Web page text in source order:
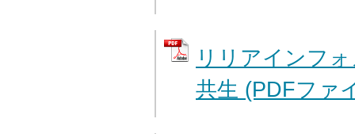
リリアインフ
共生 (PDFファ